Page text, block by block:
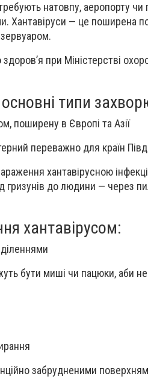
натовпу, аеропорту чи
Хантавіруси — це поширена
при Міністерстві
типи
поширену в Європі та Азії
переважно для країн
хантавірусною
гризунів до людини — через
хантавірусом:
бути миші чи пацюки, аби
забрудненими